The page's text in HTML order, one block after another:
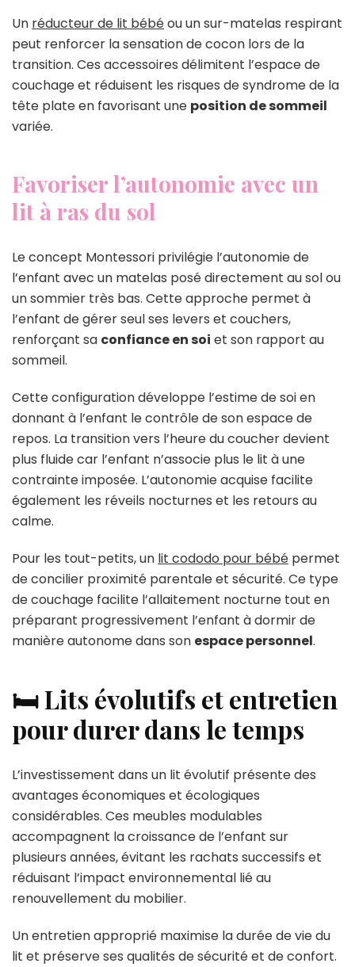
Un réducteur de lit bébéou un sur-matelas respirant
peut renforcer la sensation de cocon lors de la
transition. Ces accessoires délimitent l’espace de
couchage et réduisent les risques de syndrome de la
tête plate en favorisant une position de sommeil
variée.
Favoriser l’autonomie avec un
lit à ras du sol
Le concept Montessori privilégie l’autonomie de
l’enfant avec un matelas posé directement au sol ou
un sommier très bas. Cette approche permet à
l’enfant de gérer seul ses levers et couchers,
renforçant sa confiance en soi et son rapport au
sommeil.
Cette configuration développe l’estime de soi en
donnant à l’enfant le contrôle de son espace de
repos. La transition vers l’heure du coucher devient
plus fluide car l’enfant n’associe plus le lit à une
contrainte imposée. L’autonomie acquise facilite
également les réveils nocturnes et les retours au
calme.
Pour les tout-petits, un lit cododo pour bébé permet
de concilier proximité parentale et sécurité. Ce type
de couchage facilite l’allaitement nocturne tout en
préparant progressivement l’enfant à dormir de
manière autonome dans son espace personnel.
🛏️ Lits évolutifs et entretien
pour durer dans le temps
L’investissement dans un lit évolutif présente des
avantages économiques et écologiques
considérables. Ces meubles modulables
accompagnent la croissance de l’enfant sur
plusieurs années, évitant les rachats successifs et
réduisant l’impact environnemental lié au
renouvellement du mobilier.
Un entretien approprié maximise la durée de vie du
lit et préserve ses qualités de sécurité et de confort.